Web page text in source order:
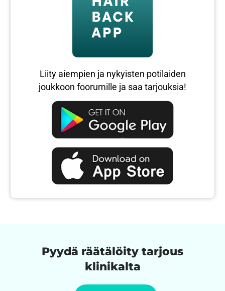
Liity aiempien ja nykyisten potilaiden
joukkoon foorumille ja saa tarjouksia!
Pyydä räätälöity tarjous
klinikalta